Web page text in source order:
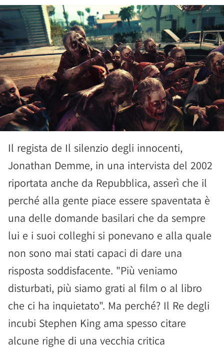
Il regista de Il silenzio degli innocenti,
Jonathan Demme, in una intervista del 2002
riportata anche da Repubblica, asserì che il
perché alla gente piace essere spaventata è
una delle domande basilari che da sempre
lui e i suoi colleghi si ponevano e alla quale
non sono mai stati capaci di dare una
risposta soddisfacente. "Più veniamo
disturbati, più siamo grati al film o al libro
che ci ha inquietato". Ma perché? Il Re degli
incubi Stephen King ama spesso citare
alcune righe di una vecchia critica